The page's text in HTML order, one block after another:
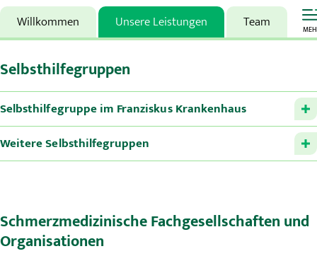
Veranstaltungen
Presse
Kontakt
Willkommen Unsere Leistungen Team
Selbsthilfegruppen
Selbsthilfegruppe im Franziskus Krankenhaus
Weitere Selbsthilfegruppen
Schmerzmedizinische Fachgesellschaften und
Organisationen